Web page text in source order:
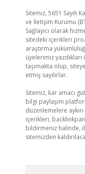
Sitemiz, 5651 Sayılı
ve İletişim Kurumu
Sağlayıcı olarak
sitedeki içerikleri
araştırma
üyelerimiz
taşımakta olup,
etmiş sayılırlar.
Sitemiz, kar amacı
bilgi paylaşım
düzenlemelere
içerikleri,
bildirmeniz halinde,
sitemizden